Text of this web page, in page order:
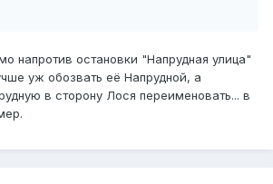
напротив остановки "Напрудная улица"
уж обозвать её Напрудной, а
в сторону Лося переименовать... в